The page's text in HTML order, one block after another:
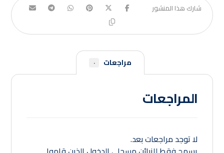
مراجعات ٠
المراجعات
لا توجد مراجعات بعد.